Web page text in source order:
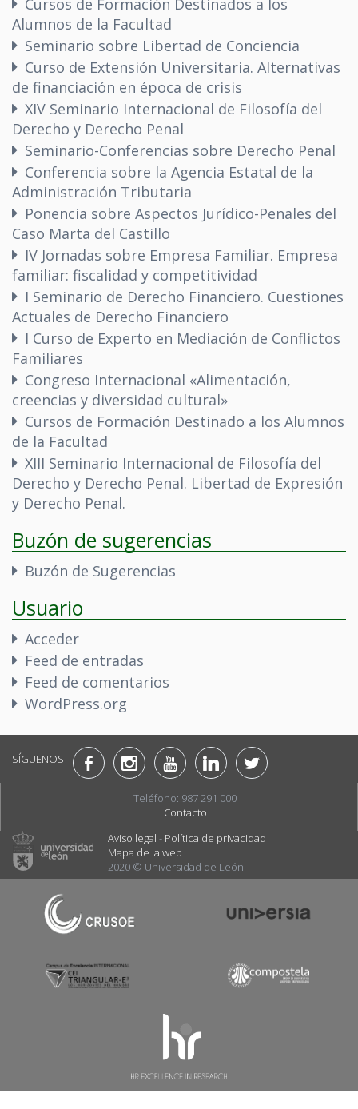
Cursos de Formación Destinados a los
Alumnos de la Facultad
Seminario sobre Libertad de Conciencia
Curso de Extensión Universitaria. Alternativas
de financiación en época de crisis
XIV Seminario Internacional de Filosofía del
Derecho y Derecho Penal
Seminario-Conferencias sobre Derecho Penal
Conferencia sobre la Agencia Estatal de la
Administración Tributaria
Ponencia sobre Aspectos Jurídico-Penales del
Caso Marta del Castillo
IV Jornadas sobre Empresa Familiar. Empresa
familiar: fiscalidad y competitividad
I Seminario de Derecho Financiero. Cuestiones
Actuales de Derecho Financiero
I Curso de Experto en Mediación de Conflictos
Familiares
Congreso Internacional «Alimentación,
creencias y diversidad cultural»
Cursos de Formación Destinado a los Alumnos
de la Facultad
XIII Seminario Internacional de Filosofía del
Derecho y Derecho Penal. Libertad de Expresión
y Derecho Penal.
Buzón de sugerencias
Buzón de Sugerencias
Usuario
Acceder
Feed de entradas
Feed de comentarios
WordPress.org
SÍGUENOS
Teléfono: 987 291 000
Contacto
Aviso legal - Política de privacidad
Mapa de la web
2020 © Universidad de León